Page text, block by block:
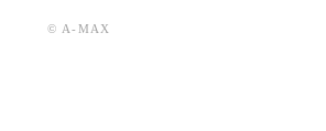
© A-MAX